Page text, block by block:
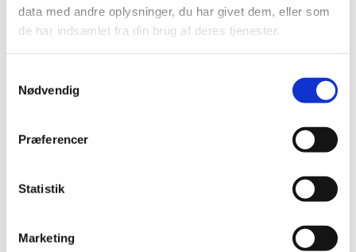
data med andre oplysninger, du har givet dem, eller som
de har indsamlet fra din brug af deres tjenester.
Nødvendig
Præferencer
Statistik
Marketing
DETALJER
Dato: 14. juni
Begivenhed Kategori:
STED